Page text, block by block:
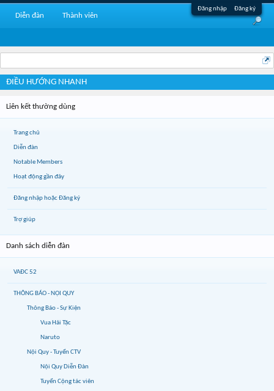
Đăng nhập Đăng ký
ĐIỀU HƯỚNG NHANH
Liên kết thường dùng
Trang chủ
Diễn đàn
Notable Members
Hoạt động gần đây
Đăng nhập hoặc Đăng ký
Trợ giúp
Danh sách diễn đàn
VAĐC 52
THÔNG BÁO - NỘI QUY
Thông Báo - Sự Kiện
Vua Hải Tặc
Naruto
Nội Quy - Tuyển CTV
Nội Quy Diễn Đàn
Tuyển Cộng tác viên
Diễn đàn Thành viên